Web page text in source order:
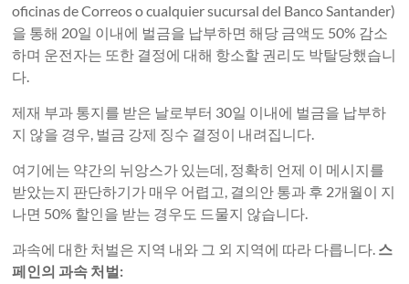
oficinas de Correos o cualquier sucursal del Banco Santander)
을 통해 20일 이내에 벌금을 납부하면 해당 금액도 50% 감소
하며 운전자는 또한 결정에 대해 항소할 권리도 박탈당했습니
다.
제재 부과 통지를 받은 날로부터 30일 이내에 벌금을 납부하
지 않을 경우, 벌금 강제 징수 결정이 내려집니다.
여기에는 약간의 뉘앙스가 있는데, 정확히 언제 이 메시지를
받았는지 판단하기가 매우 어렵고, 결의안 통과 후 2개월이 지
나면 50% 할인을 받는 경우도 드물지 않습니다.
과속에 대한 처벌은 지역 내와 그 외 지역에 따라 다릅니다. 스
페인의 과속 처벌: